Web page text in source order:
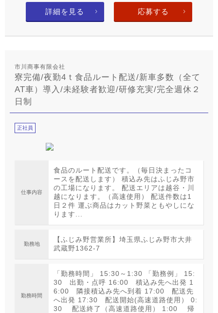
詳細を見る 応募する
市川商事有限会社
寮完備/夜勤4ｔ食品ルート配送/新車多数（全て
AT車）導入/未経験者歓迎/研修充実/完全週休２
日制
正社員
仕事内容
食品のルート配送です。（毎日決まったコ
ースを配送します） 積込み先はふじみ野市
の工場になります。 配送エリアは越谷・川
越になります。（高速使用） 配送件数は1
日２件 運ぶ商品はカット野菜ともやしにな
ります...
勤務地
【ふじみ野営業所】埼玉県ふじみ野市大井
武蔵野1362-7
勤務時間
「勤務時間」 15:30～1:30 「勤務例」 15:
30 出勤・点呼 16:00 積込み先へ出発 1
6:00 隣接積込み先へ到着 17:00 配送先
へ出発 17:30 配送開始(高速道路使用） 0:
30 配送終了（高速道路使用） 1:00 帰